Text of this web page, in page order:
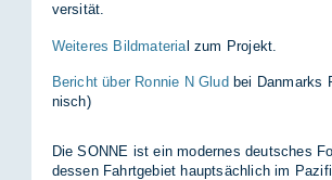
ver­si­tät.
Weiteres Bildmaterial zum Pro­jekt.
Bericht über Ronnie N Glud bei Dan­marks
nisch)
Die SON­NE ist ein mo­der­nes deut­sches
des­sen Fahrt­ge­biet haupt­säch­lich im